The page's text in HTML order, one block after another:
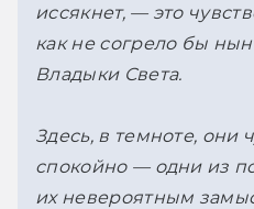
иссякнет, — это
как не согрело бы
Владыки Света.
Здесь, в темноте, они
спокойно — одни из
их невероятным